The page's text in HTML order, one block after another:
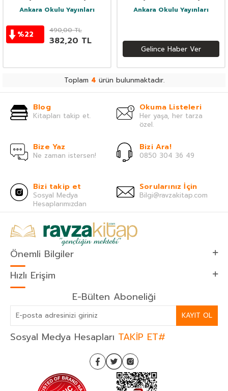
Ankara Okulu Yayınları
%22 490,00TL
382,20 TL
Ankara Okulu Yayınları
Gelince Haber Ver
Toplam 4 ürün bulunmaktadır.
Blog
Kitapları takip et.
Okuma Listeleri
Her yaşa, her tarza
özel.
Bize Yaz
Ne zaman istersen!
Bizi Ara!
0850 304 36 49
Bizi takip et
Sosyal Medya
Hesaplarımızdan
Sorularınız İçin
Bilgi@ravzakitap.com
Önemli Bilgiler
Hızlı Erişim
E-Bülten Aboneliği
KAYIT OL
Sosyal Medya Hesapları TAKİP ET#